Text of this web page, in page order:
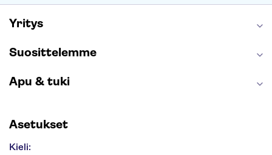
Yritys
Suosittelemme
Apu & tuki
Asetukset
Kieli: